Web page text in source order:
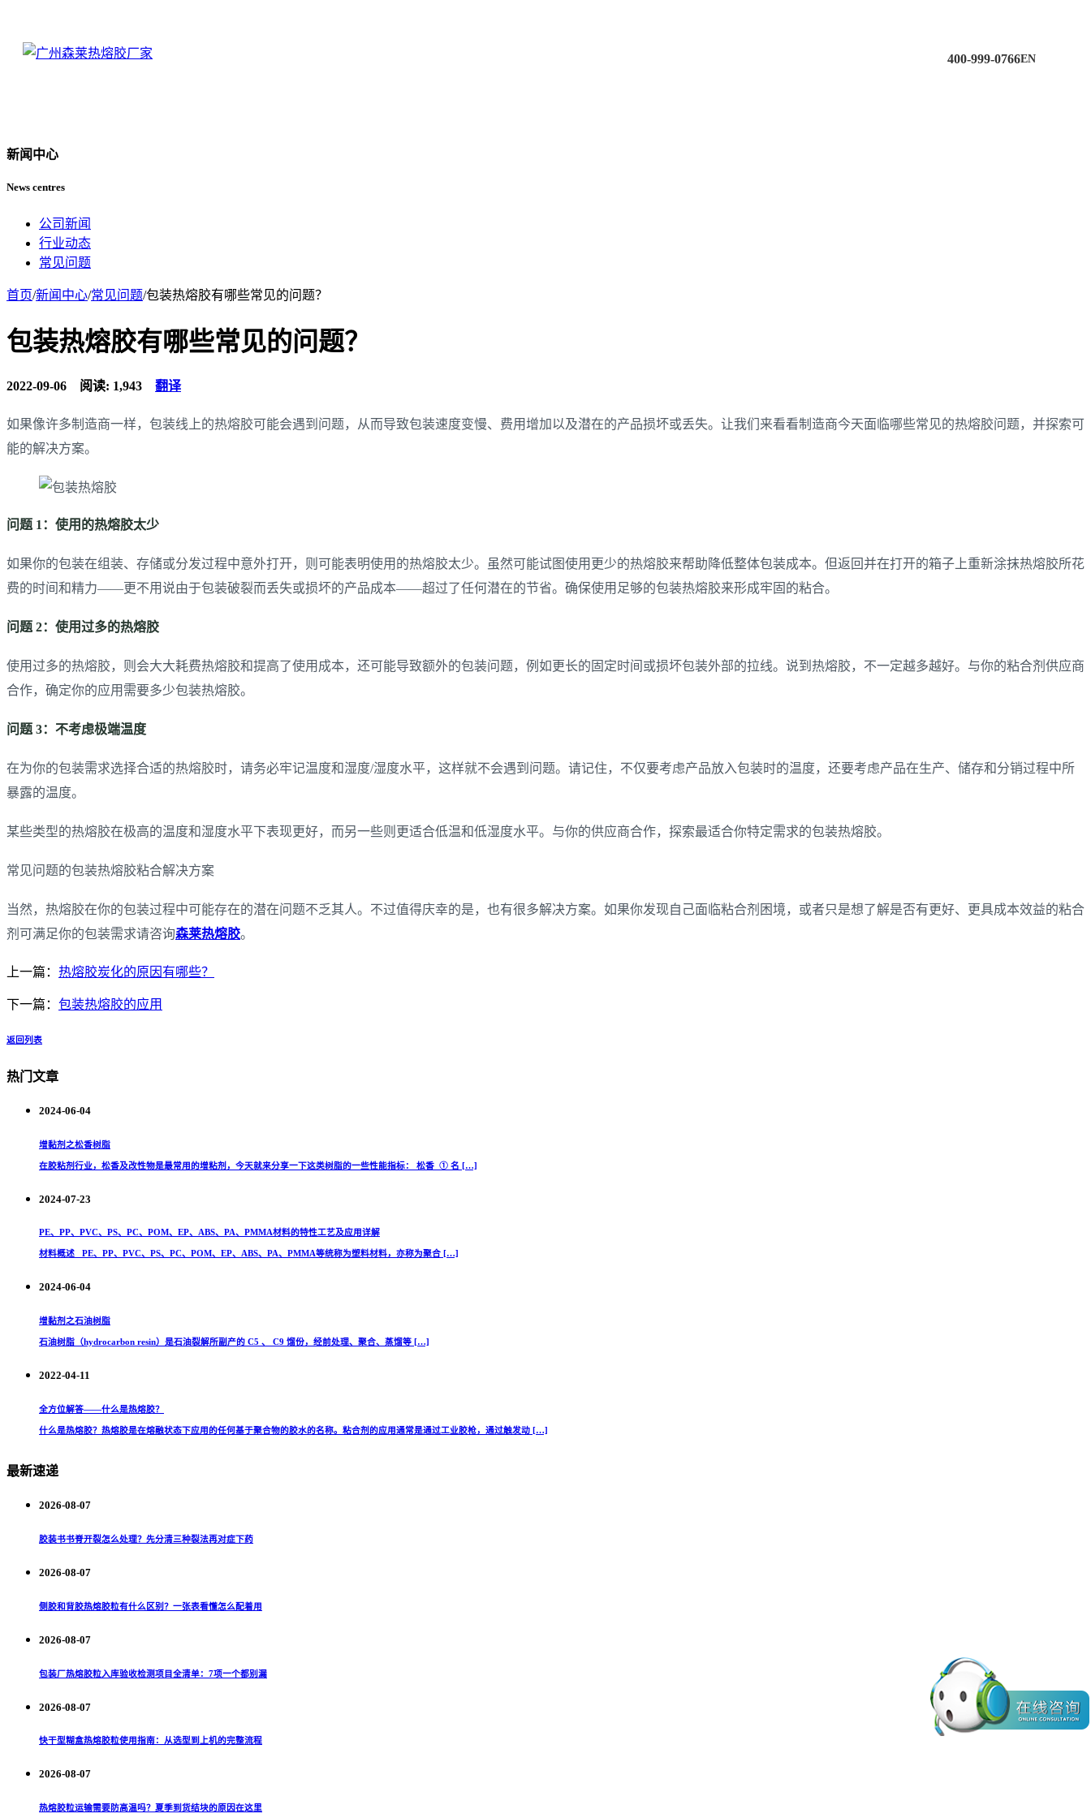
400-999-0766EN
新闻中心
News centres
公司新闻
行业动态
常见问题
首页/新闻中心/常见问题/包装热熔胶有哪些常见的问题？
包装热熔胶有哪些常见的问题？
2022-09-06 阅读: 1,943 翻译
如果像许多制造商一样，包装线上的热熔胶可能会遇到问题，从而导致包装速度变慢、费用增加以及潜在的产品损坏或丢失。让我们来看看制造商今天面临哪些常见的热熔胶问题，并探索可
能的解决方案。
问题 1：使用的热熔胶太少
如果你的包装在组装、存储或分发过程中意外打开，则可能表明使用的热熔胶太少。虽然可能试图使用更少的热熔胶来帮助降低整体包装成本。但返回并在打开的箱子上重新涂抹热熔胶所花
费的时间和精力——更不用说由于包装破裂而丢失或损坏的产品成本——超过了任何潜在的节省。确保使用足够的包装热熔胶来形成牢固的粘合。
问题 2：使用过多的热熔胶
使用过多的热熔胶，则会大大耗费热熔胶和提高了使用成本，还可能导致额外的包装问题，例如更长的固定时间或损坏包装外部的拉线。说到热熔胶，不一定越多越好。与你的粘合剂供应商
合作，确定你的应用需要多少包装热熔胶。
问题 3：不考虑极端温度
在为你的包装需求选择合适的热熔胶时，请务必牢记温度和湿度/湿度水平，这样就不会遇到问题。请记住，不仅要考虑产品放入包装时的温度，还要考虑产品在生产、储存和分销过程中所
暴露的温度。
某些类型的热熔胶在极高的温度和湿度水平下表现更好，而另一些则更适合低温和低湿度水平。与你的供应商合作，探索最适合你特定需求的包装热熔胶。
常见问题的包装热熔胶粘合解决方案
当然，热熔胶在你的包装过程中可能存在的潜在问题不乏其人。不过值得庆幸的是，也有很多解决方案。如果你发现自己面临粘合剂困境，或者只是想了解是否有更好、更具成本效益的粘合
剂可满足你的包装需求请咨询森莱热熔胶。
上一篇： 热熔胶炭化的原因有哪些？
下一篇： 包装热熔胶的应用
返回列表
热门文章
2024-06-04
增黏剂之松香树脂
在胶粘剂行业，松香及改性物是最常用的增粘剂，今天就来分享一下这类树脂的一些性能指标： 松香 ① 名 […]
2024-07-23
PE、PP、PVC、PS、PC、POM、EP、ABS、PA、PMMA材料的特性工艺及应用详解
材料概述 PE、PP、PVC、PS、PC、POM、EP、ABS、PA、PMMA等统称为塑料材料，亦称为聚合 […]
2024-06-04
增黏剂之石油树脂
石油树脂（hydrocarbon resin）是石油裂解所副产的 C5 、 C9 馏份，经前处理、聚合、蒸馏等 […]
2022-04-11
全方位解答——什么是热熔胶？
什么是热熔胶？热熔胶是在熔融状态下应用的任何基于聚合物的胶水的名称。粘合剂的应用通常是通过工业胶枪，通过触发动 […]
最新速递
2026-08-07
胶装书书脊开裂怎么处理？先分清三种裂法再对症下药
2026-08-07
侧胶和背胶热熔胶粒有什么区别？一张表看懂怎么配着用
2026-08-07
包装厂热熔胶粒入库验收检测项目全清单：7项一个都别漏
2026-08-07
快干型糊盒热熔胶粒使用指南：从选型到上机的完整流程
2026-08-07
热熔胶粒运输需要防高温吗？夏季到货结块的原因在这里